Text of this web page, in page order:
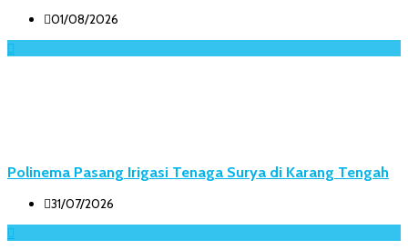
01/08/2026
Polinema Pasang Irigasi Tenaga Surya di Karang Tengah
31/07/2026